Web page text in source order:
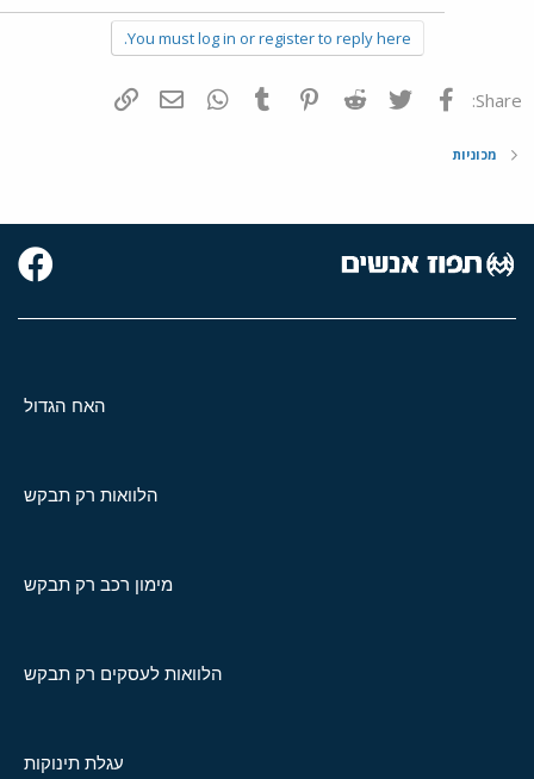
You must log in or register to reply here.
Share: פייסבוק Twitter
Reddit
Pinterest
Tumblr
WhatsAppדואר אלקטרוני
מכוניות
האח הגדול
הלוואות רק תבקש
מימון רכב רק תבקש
הלוואות לעסקים רק תבקש
עגלת תינוקות